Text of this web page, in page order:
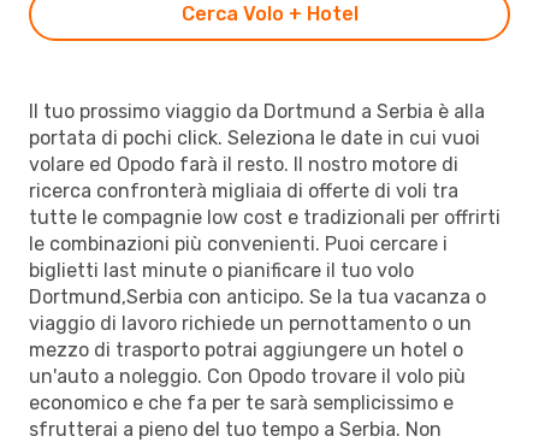
Cerca Volo + Hotel
Il tuo prossimo viaggio da Dortmund a Serbia è alla
portata di pochi click. Seleziona le date in cui vuoi
volare ed Opodo farà il resto. Il nostro motore di
ricerca confronterà migliaia di offerte di voli tra
tutte le compagnie low cost e tradizionali per offrirti
le combinazioni più convenienti. Puoi cercare i
biglietti last minute o pianificare il tuo volo
Dortmund,Serbia con anticipo. Se la tua vacanza o
viaggio di lavoro richiede un pernottamento o un
mezzo di trasporto potrai aggiungere un hotel o
un'auto a noleggio. Con Opodo trovare il volo più
economico e che fa per te sarà semplicissimo e
sfrutterai a pieno del tuo tempo a Serbia. Non